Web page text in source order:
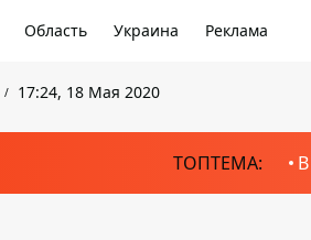
Область Украина Реклама
17:24, 18 Мая 2020
ТОПТЕМА: